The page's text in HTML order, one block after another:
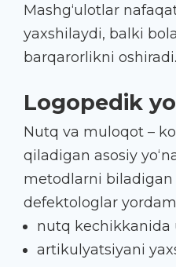
Mashg‘ulotlar
yaxshilaydi, balki
barqarorlikni oshiradi.
Logopedik
Nutq va muloqot –
qiladigan asosiy
metodlarni biladigan
defektologlar
nutq kechikkanida
artikulyatsiyani